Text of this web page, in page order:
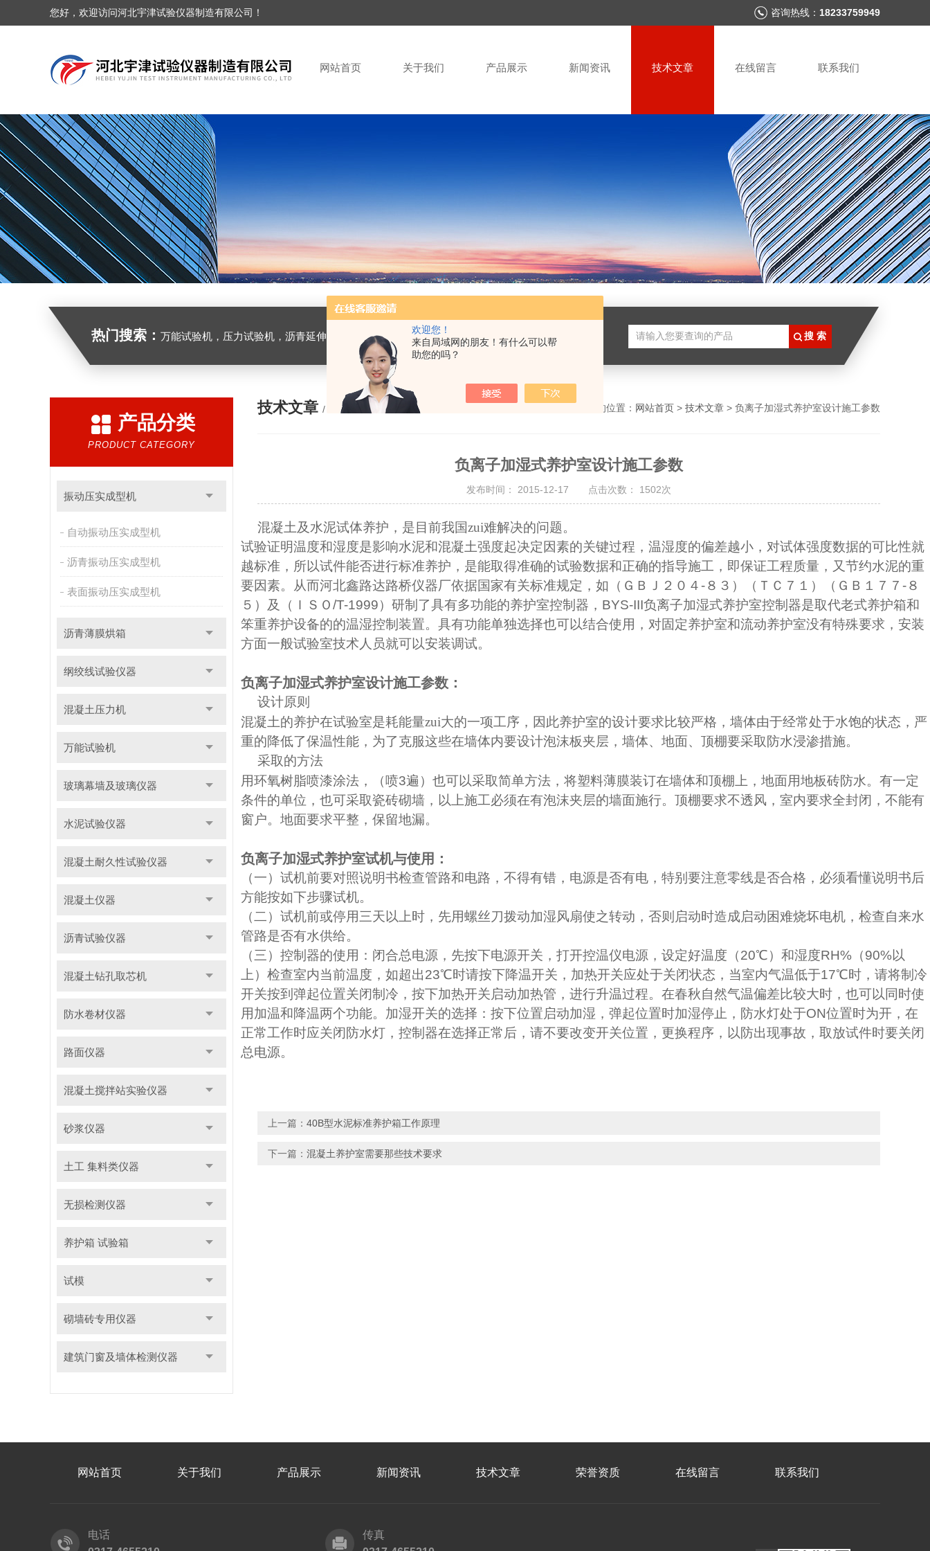
欢迎您！
来自局域网的朋友！有什么可以帮
助您的吗？
您好，欢迎访问河北宇津试验仪器制造有限公司！ 咨询热线： 18233759949
网站首页 关于我们 产品展示 新闻资讯 技术文章 在线留言 联系我们
热门搜索： 万能试验机，压力试验机，沥青延伸度测定仪，沥青混合料拌合机，全自动沥青混合料离心式抽提仪，马歇尔电动击实仪，车辙试验成型机，连续式路面八轮平整度仪，商品混凝土搅拌站试验仪器，试模
产品分类
PRODUCT CATEGORY
振动压实成型机
自动振动压实成型机
沥青振动压实成型机
表面振动压实成型机
沥青薄膜烘箱
纲绞线试验仪器
混凝土压力机
万能试验机
玻璃幕墙及玻璃仪器
水泥试验仪器
混凝土耐久性试验仪器
混凝土仪器
沥青试验仪器
混凝土钻孔取芯机
防水卷材仪器
路面仪器
混凝土搅拌站实验仪器
砂浆仪器
土工 集料类仪器
无损检测仪器
养护箱 试验箱
试模
砌墙砖专用仪器
建筑门窗及墙体检测仪器
技术文章 / ARTICLE 您的位置： 网站首页 > 技术文章 > 负离子加湿式养护室设计施工参数
负离子加湿式养护室设计施工参数
发布时间： 2015-12-17 点击次数： 1502次
混凝土及水泥试体养护，是目前我国zui难解决的问题。
试验证明温度和湿度是影响水泥和混凝土强度起决定因素的关键过程，温湿度的偏差越小，对试体强度数据的可比性就
越标准，所以试件能否进行标准养护，是能取得准确的试验数据和正确的指导施工，即保证工程质量，又节约水泥的重
要因素。从而河北鑫路达路桥仪器厂依据国家有关标准规定，如（ＧＢＪ２０４-８３）（ＴＣ７１）（ＧＢ１７７-８
５）及（ＩＳＯ/T-1999）研制了具有多功能的养护室控制器， BYS-III负离子加湿式养护室控制器是取代老式养护箱和
笨重养护设备的的温湿控制装置。具有功能单独选择也可以结合使用，对固定养护室和流动养护室没有特殊要求，安装
方面一般试验室技术人员就可以安装调试。
负离子加湿式养护室设计施工参数：
设计原则
混凝土的养护在试验室是耗能量zui大的一项工序，因此养护室的设计要求比较严格，墙体由于经常处于水饱的状态，严
重的降低了保温性能，为了克服这些在墙体内要设计泡沫板夹层，墙体、地面、顶棚要采取防水浸渗措施。
采取的方法
用环氧树脂喷漆涂法，（喷3遍）也可以采取简单方法，将塑料薄膜装订在墙体和顶棚上，地面用地板砖防水。有一定
条件的单位，也可采取瓷砖砌墙，以上施工必须在有泡沫夹层的墙面施行。顶棚要求不透风，室内要求全封闭，不能有
窗户。地面要求平整，保留地漏。
负离子加湿式养护室试机与使用：
（一）试机前要对照说明书检查管路和电路，不得有错，电源是否有电，特别要注意零线是否合格，必须看懂说明书后
方能按如下步骤试机。
（二）试机前或停用三天以上时，先用螺丝刀拨动加湿风扇使之转动，否则启动时造成启动困难烧坏电机，检查自来水
管路是否有水供给。
（三）控制器的使用：闭合总电源，先按下电源开关，打开控温仪电源，设定好温度（20℃）和湿度RH% （90%以
上）检查室内当前温度，如超出23℃时请按下降温开关，加热开关应处于关闭状态，当室内气温低于17℃时，请将制冷
开关按到弹起位置关闭制冷，按下加热开关启动加热管，进行升温过程。在春秋自然气温偏差比较大时，也可以同时使
用加温和降温两个功能。加湿开关的选择：按下位置启动加湿，弹起位置时加湿停止，防水灯处于ON位置时为开，在
正常工作时应关闭防水灯，控制器在选择正常后，请不要改变开关位置，更换程序，以防出现事故，取放试件时要关闭
总电源。
上一篇： 40B型水泥标准养护箱工作原理
下一篇： 混凝土养护室需要那些技术要求
网站首页 关于我们 产品展示 新闻资讯 技术文章 荣誉资质 在线留言 联系我们
电话
传真